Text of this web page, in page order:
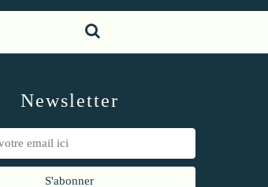
Newsletter